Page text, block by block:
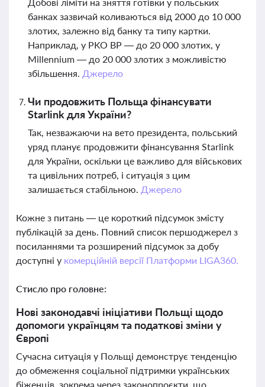
банках зазвичай коливаються від 2000 до 10 000
злотих, залежно від банку та типу картки.
Наприклад, у PKO BP — до 20 000 злотих, у
Millennium — до 20 000 злотих з можливістю
збільшення. Джерело
Чи продовжить Польща фінансувати
Starlink для України?
Так, незважаючи на вето президента, польський
уряд планує продовжити фінансування Starlink
для України, оскільки це важливо для військових
та цивільних потреб, і ситуація з цим
залишається стабільною. Джерело
Кожне з питань — це короткий підсумок змісту
публікацій за день. Повний список першоджерел з
посиланнями та розширений підсумок за добу
доступні у комерційній версії Платформи LIGA360.
Стисло про головне:
Нові законодавчі ініціативи Польщі щодо
допомоги українцям та податкові зміни у
Європі
Сучасна ситуація у Польщі демонструє тенденцію
до обмеження соціальної підтримки українських
біженців, зокрема через законопроєкти, що